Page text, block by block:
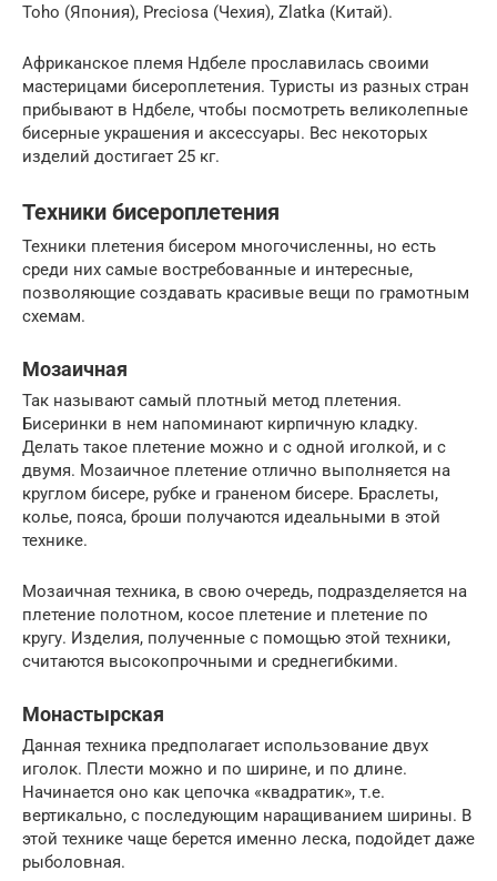
Toho (Япония), Preciosa (Чехия), Zlatka (Китай).
Африканское племя Ндбеле прославилась своими
мастерицами бисероплетения. Туристы из разных стран
прибывают в Ндбеле, чтобы посмотреть великолепные
бисерные украшения и аксессуары. Вес некоторых
изделий достигает 25 кг.
Техники бисероплетения
Техники плетения бисером многочисленны, но есть
среди них самые востребованные и интересные,
позволяющие создавать красивые вещи по грамотным
схемам.
Мозаичная
Так называют самый плотный метод плетения.
Бисеринки в нем напоминают кирпичную кладку.
Делать такое плетение можно и с одной иголкой, и с
двумя. Мозаичное плетение отлично выполняется на
круглом бисере, рубке и граненом бисере. Браслеты,
колье, пояса, броши получаются идеальными в этой
технике.
Мозаичная техника, в свою очередь, подразделяется на
плетение полотном, косое плетение и плетение по
кругу. Изделия, полученные с помощью этой техники,
считаются высокопрочными и среднегибкими.
Монастырская
Данная техника предполагает использование двух
иголок. Плести можно и по ширине, и по длине.
Начинается оно как цепочка «квадратик», т.е.
вертикально, с последующим наращиванием ширины. В
этой технике чаще берется именно леска, подойдет даже
рыболовная.